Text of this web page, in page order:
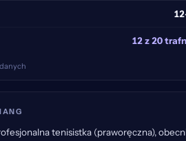
12 z 20
tenisistka (praworęczna),